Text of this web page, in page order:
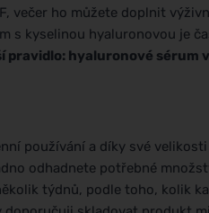
večer ho můžete doplnit
s kyselinou hyaluronovou je
pravidlo: hyaluronové sérum
používání a díky své
odhadnete potřebné
týdnů, podle toho, kolik